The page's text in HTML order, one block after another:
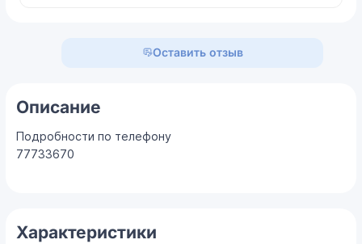
Оставить отзыв
Описание
Подробности по телефону
77733670
Характеристики